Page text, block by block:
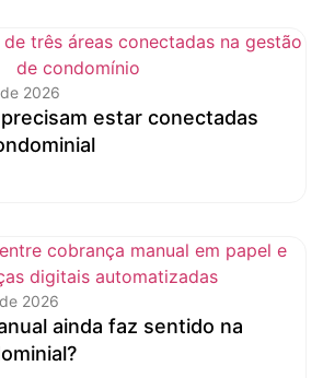
2026
estar conectadas
2026
ainda faz sentido na